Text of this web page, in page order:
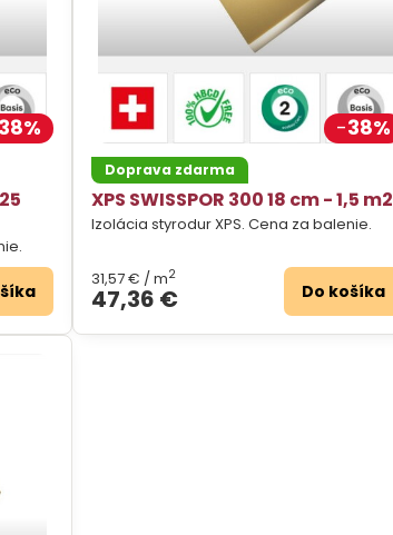
38% 38%
Doprava zdarma
XPS SWISSPOR 300 18 cm - 1,5 m2
Izolácia styrodur XPS. Cena za balenie.
47,36 €
31,57 € / m2
Do košíka